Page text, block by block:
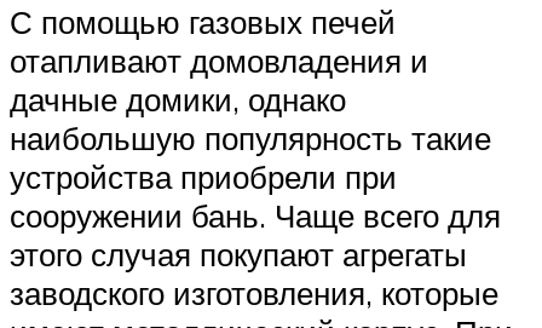
С помощью газовых печей
отапливают домовладения и
дачные домики, однако
наибольшую популярность такие
устройства приобрели при
сооружении бань. Чаще всего для
этого случая покупают агрегаты
заводского изготовления, которые